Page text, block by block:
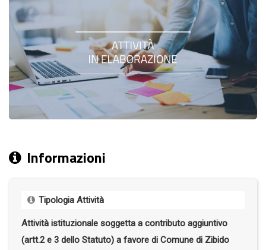
Informazioni
Tipologia Attività
Attività istituzionale soggetta a contributo aggiuntivo
(artt.2 e 3 dello Statuto) a favore di Comune di Zibido